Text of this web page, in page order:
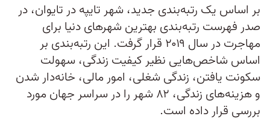
بر اساس یک رتبه‌بندی جدید، شهر تایپه در تایوان، در
صدر فهرست رتبه‌بندی بهترین شهرهای دنیا برای
مهاجرت در سال ۲۰۱۹ قرار گرفت. این رتبه‌بندی بر
اساس شاخص‌هایی نظیر کیفیت زندگی، سهولت
سکونت یافتن، زندگی شغلی، امور مالی، خانه‌دار شدن
و هزینه‌های زندگی، ۸۲ شهر را در سراسر جهان مورد
بررسی قرار داده است.